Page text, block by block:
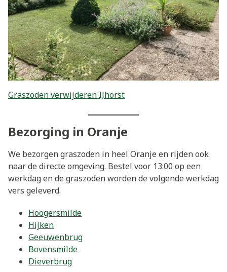
Graszoden verwijderen IJhorst
Bezorging in Oranje
We bezorgen graszoden in heel Oranje en rijden ook
naar de directe omgeving. Bestel voor 13:00 op een
werkdag en de graszoden worden de volgende werkdag
vers geleverd.
Hoogersmilde
Hijken
Geeuwenbrug
Bovensmilde
Dieverbrug